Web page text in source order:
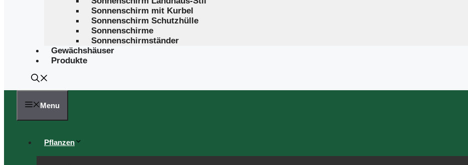
Sonnenschirm mit Kurbel
Sonnenschirm Schutzhülle
Sonnenschirme
Sonnenschirmständer
Gewächshäuser
Produkte
Menu
Pflanzen